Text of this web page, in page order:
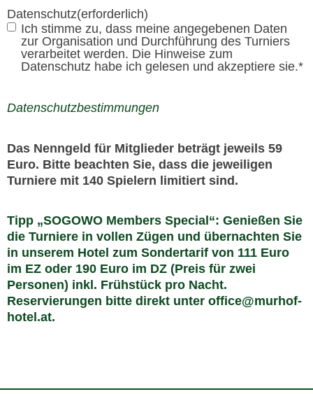
Datenschutz(erforderlich)
Ich stimme zu, dass meine angegebenen Daten
zur Organisation und Durchführung des Turniers
verarbeitet werden. Die Hinweise zum
Datenschutz habe ich gelesen und akzeptiere sie.*
Datenschutzbestimmungen
Das Nenngeld für Mitglieder beträgt jeweils 59
Euro. Bitte beachten Sie, dass die jeweiligen
Turniere mit 140 Spielern limitiert sind.
Tipp „SOGOWO Members Special“: Genießen Sie
die Turniere in vollen Zügen und übernachten Sie
in unserem Hotel zum Sondertarif von 111 Euro
im EZ oder 190 Euro im DZ (Preis für zwei
Personen) inkl. Frühstück pro Nacht.
Reservierungen bitte direkt unter office@murhof-
hotel.at.